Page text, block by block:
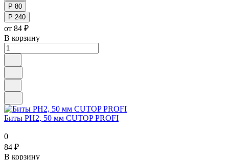
Р 80
Р 240
от 84 ₽
В корзину
Биты PH2, 50 мм CUTOP PROFI
0
84 ₽
В корзину